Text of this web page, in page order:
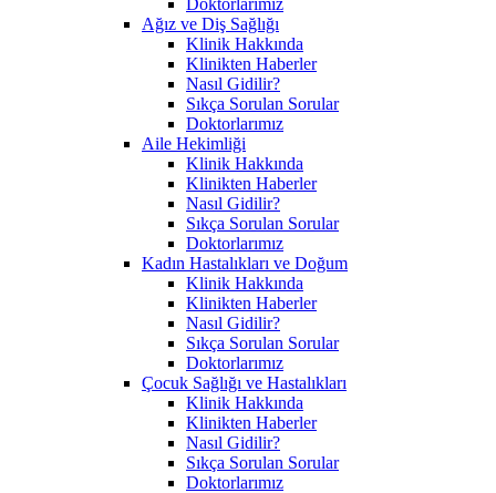
Ağız ve Diş Sağlığı
Klinik Hakkında
Klinikten Haberler
Nasıl Gidilir?
Sıkça Sorulan Sorular
Doktorlarımız
Aile Hekimliği
Klinik Hakkında
Klinikten Haberler
Nasıl Gidilir?
Sıkça Sorulan Sorular
Doktorlarımız
Kadın Hastalıkları ve Doğum
Klinik Hakkında
Klinikten Haberler
Nasıl Gidilir?
Sıkça Sorulan Sorular
Doktorlarımız
Çocuk Sağlığı ve Hastalıkları
Klinik Hakkında
Klinikten Haberler
Nasıl Gidilir?
Sıkça Sorulan Sorular
Doktorlarımız